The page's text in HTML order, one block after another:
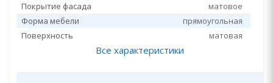
Покрытие фасада
матовое
Форма мебели
прямоугольная
Поверхность
матовая
Все характеристики